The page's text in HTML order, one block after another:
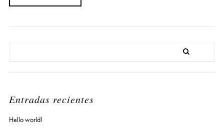
Entradas recientes
Hello world!